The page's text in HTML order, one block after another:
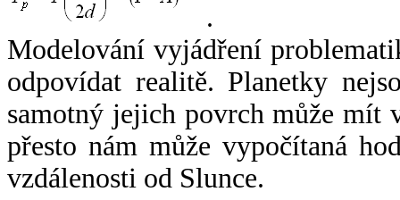
.
Modelování vyjádření
odpovídat realitě. Planetky
samotný jejich povrch může mít
přesto nám může vypočítaná
vzdálenosti od Slunce.